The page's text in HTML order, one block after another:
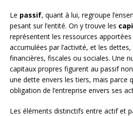
Le passif, quant à lui, regroupe
pesant sur l’entité. On y trouve les
représentent les ressources
accumulées par l’activité, et les dettes,
financières, fiscales ou sociales. Une
capitaux propres figurent au passif
une dette envers les tiers, mais parce
obligation de l’entreprise envers ses
Les éléments distinctifs entre actif et